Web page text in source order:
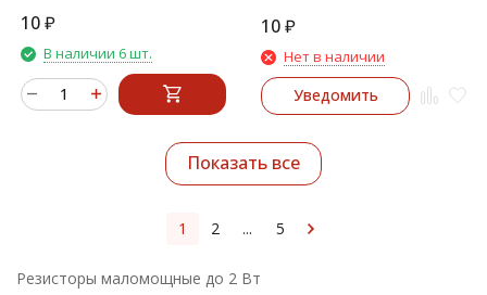
10₽
В наличии 6 шт.
10₽
Нет в наличии
Уведомить
Показать все
1 2 ... 5
Резисторы маломощные до 2 Вт